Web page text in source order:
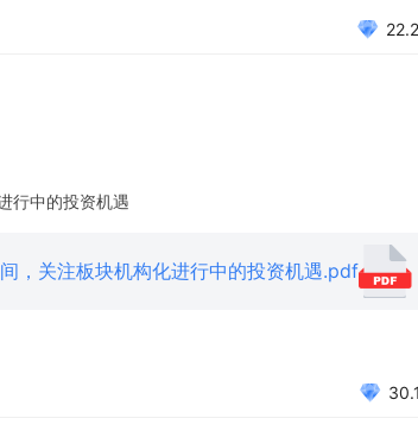
行中的投资机遇
，关注板块机构化进行中的投资机遇.pdf